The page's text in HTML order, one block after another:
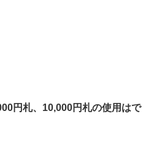
円札、10,000円札の使用はで